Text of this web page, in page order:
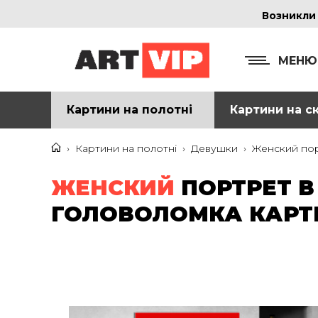
МЕНЮ
Картини на полотні Картини на
› Картини на полотні › Девушки › Женский
ЖЕНСКИЙ ПОРТРЕТ
ГОЛОВОЛОМКА
м.